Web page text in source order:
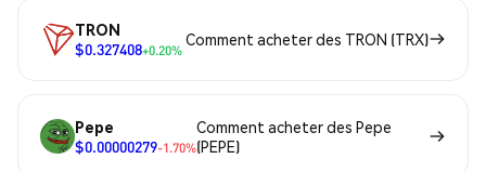
TRON
$0.327408+0.20%
Comment acheter des TRON (TRX)
Pepe
$0.00000279-1.70%
Comment acheter des Pepe
(PEPE)